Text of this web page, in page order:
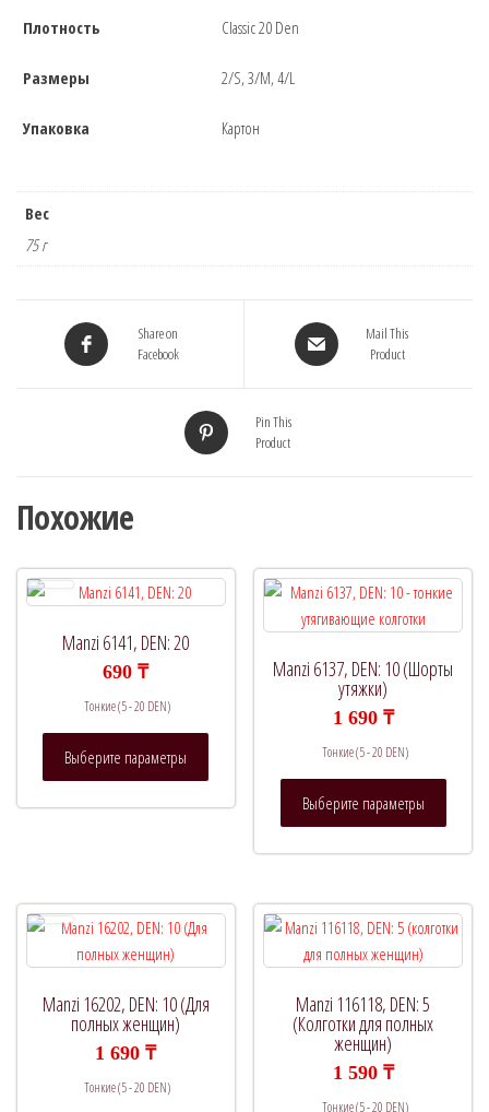
Плотность Classic 20 Den
Размеры 2/S, 3/M, 4/L
Упаковка Картон
Вес
75 г
Share on
Facebook
Mail This
Product
Pin This
Product
Похожие
Manzi 6141, DEN: 20
690₸
Тонкие (5 - 20 DEN)
Выберите параметры
выбрать
странице
Manzi 6137, DEN: 10 (Шорты
утяжки)
1 690 ₸
Тонкие (5 - 20 DEN)
Выберите параметры
Этот
Опции
Manzi 16202, DEN: 10 (Для
полных женщин)
1 690₸
Тонкие (5 - 20 DEN)
Manzi 116118, DEN: 5
(Колготки для полных
женщин)
1 590 ₸
Тонкие (5 - 20 DEN)